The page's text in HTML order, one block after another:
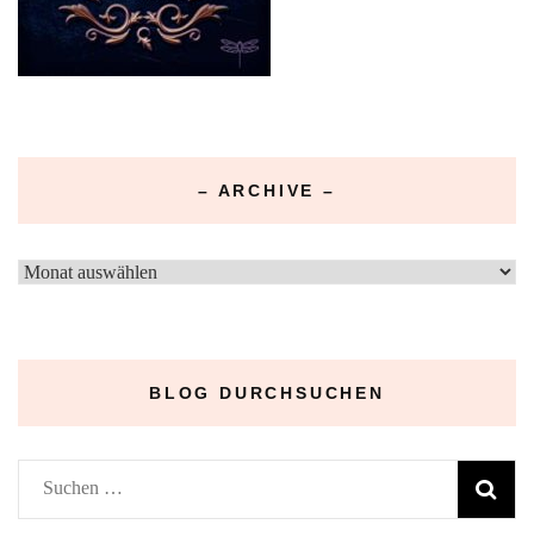
– ARCHIVE –
–
BLOG DURCHSUCHEN
Suchen
nach: